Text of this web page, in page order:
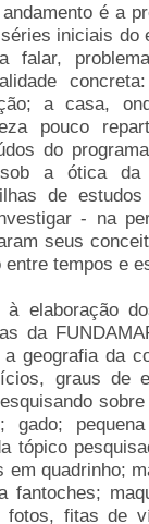
é a
iniciais do
falar,
a casa,
pouco
do
sob a ótica
de
- na
seus
tempos e
elaboração
da
geografia da
graus de
gado;
tópico
quadrinho;
fantoches;
fotos, fitas de